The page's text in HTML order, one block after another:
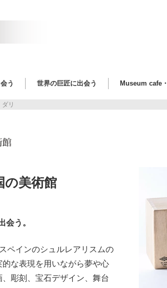
う 世界の巨匠に出会う Museum cafe
ダリ
の美術館
会う。
ペインのシュルレアリスムの
な表現を用いながら夢や心
彫刻、宝石デザイン、舞台